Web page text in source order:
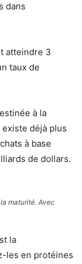
dans
atteindre 3
taux de
à la
déjà plus
à base
de dollars.
maturité. Avec
la
les en protéines